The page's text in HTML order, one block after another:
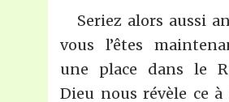
Seriez alors aussi
vous l’êtes
une place dans le
Dieu nous révèle ce